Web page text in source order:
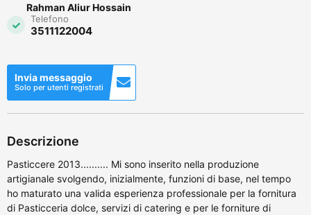
Rahman Aliur Hossain
Telefono
3511122004
Invia messaggio
Solo per utenti registrati
Descrizione
Pasticcere 2013.......... Mi sono inserito nella produzione
artigianale svolgendo, inizialmente, funzioni di base, nel tempo
ho maturato una valida esperienza professionale per la fornitura
di Pasticceria dolce, servizi di catering e per le forniture di